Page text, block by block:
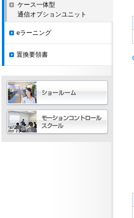
ケース一体型
通信オプションユニット
eラーニング
置換要領書